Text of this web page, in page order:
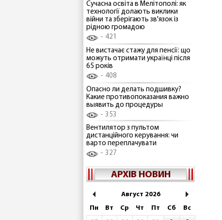
Сучасна освіта в Мелітополі: як
технології долають виклики
війни та зберігають зв'язок із
рідною громадою
421
Не вистачає стажу для пенсії: що
можуть отримати українці після
65 років
408
Опасно ли делать подшивку?
Какие противопоказания важно
выявить до процедуры
353
Вентилятор з пультом
дистанційного керування: чи
варто переплачувати
327
АРХІВ НОВИН
Август 2026
Пн
Вт Ср Чт Пт Сб
Вс